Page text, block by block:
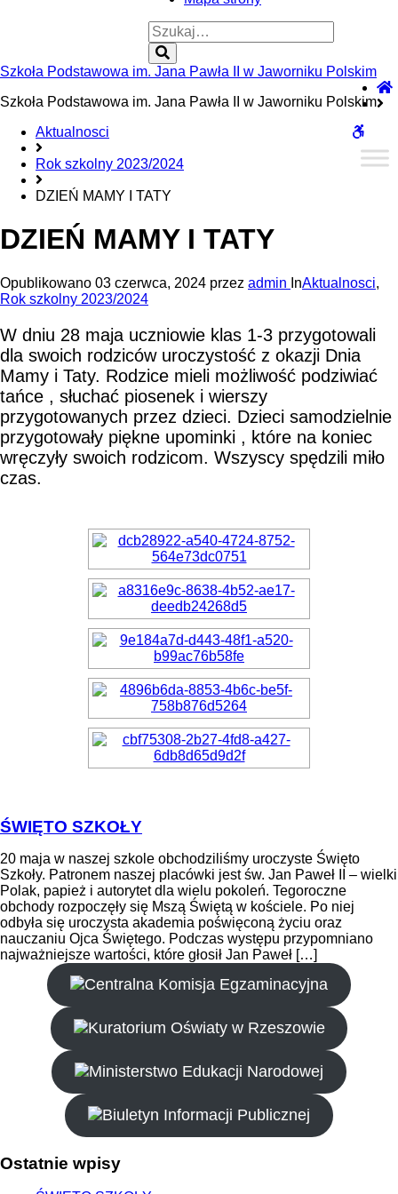
Szukaj:
Szkoła Podstawowa im. Jana Pawła II w Jaworniku Polskim
Szkoła Podstawowa im. Jana Pawła II w Jaworniku Polskim
Aktualnosci
Rok szkolny 2023/2024
DZIEŃ MAMY I TATY
DZIEŃ MAMY I TATY
Opublikowano 03 czerwca, 2024 przez admin InAktualnosci,
Rok szkolny 2023/2024
W dniu 28 maja uczniowie klas 1-3 przygotowali
dla swoich rodziców uroczystość z okazji Dnia
Mamy i Taty. Rodzice mieli możliwość podziwiać
tańce , słuchać piosenek i wierszy
przygotowanych przez dzieci. Dzieci samodzielnie
przygotowały piękne upominki , które na koniec
wręczyły swoich rodzicom. Wszyscy spędzili miło
czas.
ŚWIĘTO SZKOŁY
20 maja w naszej szkole obchodziliśmy uroczyste Święto
Szkoły. Patronem naszej placówki jest św. Jan Paweł II – wielki
Polak, papież i autorytet dla wielu pokoleń. Tegoroczne
obchody rozpoczęły się Mszą Świętą w kościele. Po niej
odbyła się uroczysta akademia poświęconą życiu oraz
nauczaniu Ojca Świętego. Podczas występu przypomniano
najważniejsze wartości, które głosił Jan Paweł […]
Ostatnie wpisy